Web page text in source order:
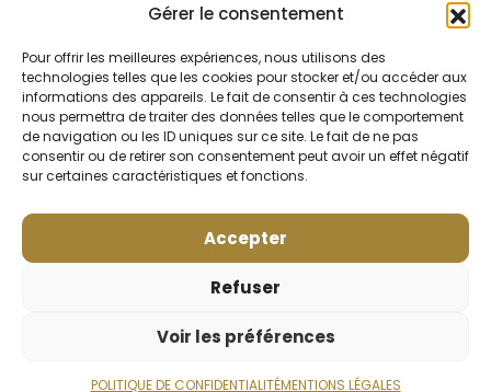
Gérer le consentement
Pour offrir les meilleures expériences, nous utilisons des
technologies telles que les cookies pour stocker et/ou accéder aux
informations des appareils. Le fait de consentir à ces technologies
nous permettra de traiter des données telles que le comportement
de navigation ou les ID uniques sur ce site. Le fait de ne pas
consentir ou de retirer son consentement peut avoir un effet négatif
sur certaines caractéristiques et fonctions.
Accepter
Refuser
Voir les préférences
POLITIQUE DE CONFIDENTIALITÉMENTIONS LÉGALES
Afficher les filtres et catégories
OUVERT TOUS LES JOURS
Voir nos horaires
MENTIONS LÉGALES
POLITIQUE DE CONFIDENTIALITÉ